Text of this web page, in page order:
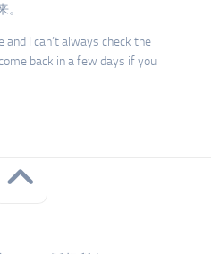
I can’t always check the
back in a few days if you